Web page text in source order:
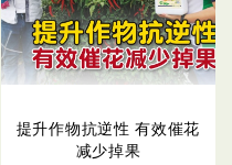
提升作物抗逆性 有效催花
减少掉果